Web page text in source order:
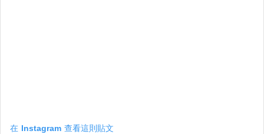
在 Instagram 查看這則貼文